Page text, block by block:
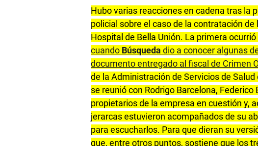
Hubo varias reacciones en cadena tras la
policial sobre el caso de la contratación
Hospital de Bella Unión. La primera
cuando Búsqueda dio a conocer algunas
documento entregado al fiscal de Crimen
de la Administración de Servicios de
se reunió con Rodrigo Barcelona,
propietarios de la empresa en cuestión y,
jerarcas estuvieron acompañados de su
para escucharlos. Para que dieran su
que, entre otros puntos, sostiene que los